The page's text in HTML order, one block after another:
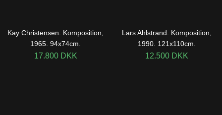
Kay Christensen. Komposition,
1965. 94x74cm.
17.800 DKK
Lars Ahlstrand. Komposition,
1990. 121x110cm.
12.500 DKK